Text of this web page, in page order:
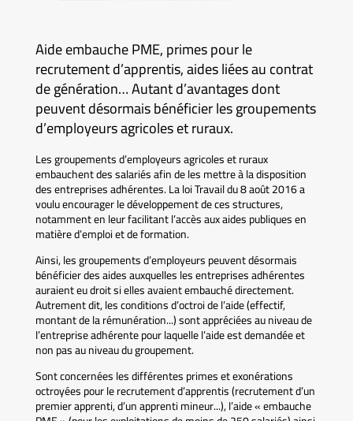
Aide embauche PME, primes pour le
recrutement d’apprentis, aides liées au contrat
de génération… Autant d’avantages dont
peuvent désormais bénéficier les groupements
d’employeurs agricoles et ruraux.
Les groupements d’employeurs agricoles et ruraux
embauchent des salariés afin de les mettre à la disposition
des entreprises adhérentes. La loi Travail du 8 août 2016 a
voulu encourager le développement de ces structures,
notamment en leur facilitant l’accès aux aides publiques en
matière d’emploi et de formation.
Ainsi, les groupements d’employeurs peuvent désormais
bénéficier des aides auxquelles les entreprises adhérentes
auraient eu droit si elles avaient embauché directement.
Autrement dit, les conditions d’octroi de l’aide (effectif,
montant de la rémunération...) sont appréciées au niveau de
l’entreprise adhérente pour laquelle l’aide est demandée et
non pas au niveau du groupement.
Sont concernées les différentes primes et exonérations
octroyées pour le recrutement d’apprentis (recrutement d’un
premier apprenti, d’un apprenti mineur...), l’aide « embauche